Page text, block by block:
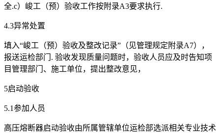
全.c）峻工（预）验收工作按附录A3要求执行.
4.3异常处置
填入“峻工（预）验收及整改记录”（见管理规定附录A7），
报送运检部门. 验收发现质量问题时，验收人员应及时告知项
目管理部门、施工单位，提出整改意见，
5启动验收
5.1参加人员
高压熔断器启动验收由所属管辖单位运检部选派相关专业技术